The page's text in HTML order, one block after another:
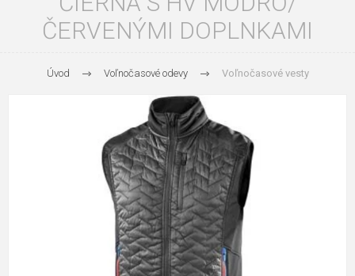
ČERVENÝMI DOPLNKAMI
Úvod Voľnočasové odevy Voľnočasové vesty